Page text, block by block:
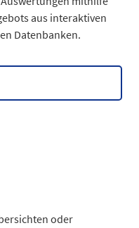
aus interaktiven
Datenbanken.
Berlinoder